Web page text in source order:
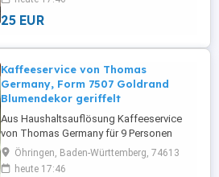
Konto überwiesen wurden.
25 EUR
Kaffeeservice von Thomas
Germany, Form 7507 Goldrand
Blumendekor geriffelt
Aus Haushaltsauflösung Kaffeeservice
von Thomas Germany für 9 Personen
bestehend aus 9 Kuchentellern 9
Untertassen 9 Tassen 1 Kaffeekanne 1
Öhringen, Baden-Württemberg, 74613
heute 17:46